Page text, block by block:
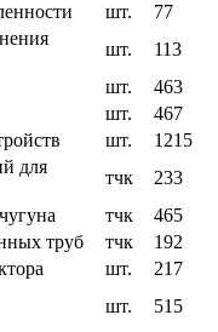
шт.
77
шт.
113
шт.
463
шт.
467
шт.
1215
для
тчк
233
тчк
465
труб
тчк
192
шт.
217
шт.
515